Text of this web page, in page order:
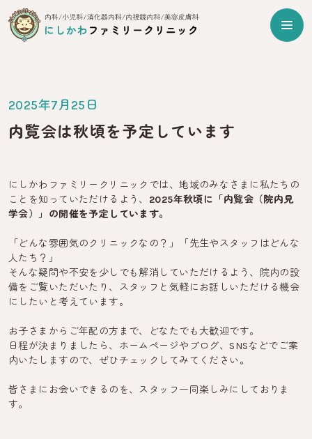
2025年7月25日
内覧会は秋頃を予定しています
にしかわファミリークリニックでは、地域のみなさまに私たちの
ことを知っていただけるよう、 2025年秋頃に「内覧会（院内見
学会）」の開催を予定しています。
「どんな雰囲気のクリニックなの？」「先生やスタッフはどんな
人たち？」
そんな疑問や不安を少しでも解消していただけるよう、院内の設
備をご覧いただいたり、スタッフと気軽にお話しいただける機会
にしたいと考えています。
お子さまからご年配の方まで、どなたでも大歓迎です。
日程が決まりましたら、ホームページやブログ、SNSなどでご案
内いたしますので、ぜひチェックしてみてください。
皆さまにお会いできるのを、スタッフ一同楽しみにしておりま
す。